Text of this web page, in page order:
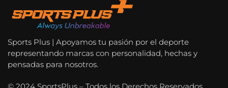
Sports Plus | Apoyamos tu pasión por el deporte
representando marcas con personalidad, hechas y
pensadas para nosotros.
© 2024 SportsPlus – Todos los Derechos Reservados